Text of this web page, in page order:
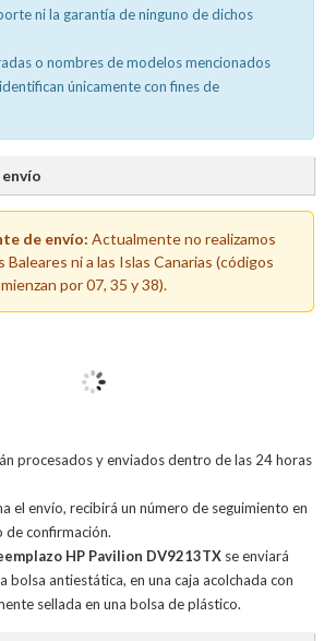
ni la garantía de ninguno de dichos
o nombres de modelos mencionados
únicamente con fines de
de envío: Actualmente no realizamos
Baleares ni a las Islas Canarias (códigos
por 07, 35 y 38).
procesados y enviados dentro de las 24 horas
el envío, recibirá un número de seguimiento en
de confirmación.
HP Pavilion DV9213TX se enviará
bolsa antiestática, en una caja acolchada con
sellada en una bolsa de plástico.